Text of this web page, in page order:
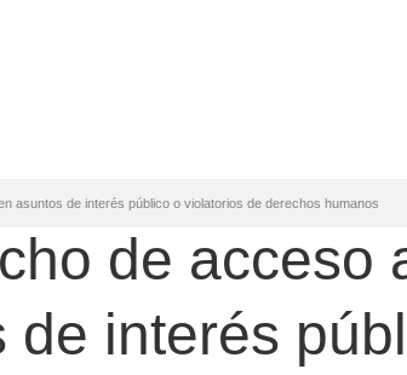
asuntos de interés público o violatorios de derechos humanos
de acceso
de interés